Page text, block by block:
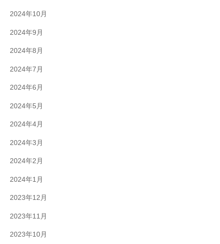
2024年10月
2024年9月
2024年8月
2024年7月
2024年6月
2024年5月
2024年4月
2024年3月
2024年2月
2024年1月
2023年12月
2023年11月
2023年10月